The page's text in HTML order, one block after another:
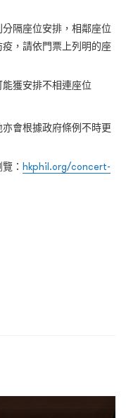
隔座位安排，相鄰座位
，請依門票上列明的座
獲安排不相連座位
亦會根據政府條例不時更
： hkphil.org/concert-